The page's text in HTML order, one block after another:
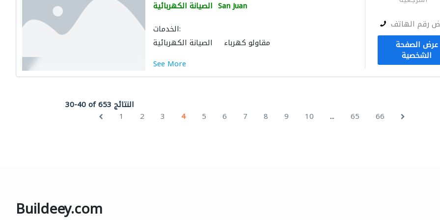
الصيانة الكهربائية San Juan
الخدمات:
الصيانة الكهربائية
مقاولو كهرباء
See More
رقم الهاتف
عرض الصفحة
الشخصية
30-40 of 653 النتائج
1
2 3 4 5 6 7 8 9 10 ... 65 66
Buildeey.com